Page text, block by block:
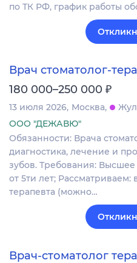
по ТК РФ, график работы
Врач стоматолог-
180 000–250 000 ₽
13 июля 2026 Москва
ООО "ДЕЖАВЮ"
Обязанности: Врача
диагностика, лечение и
зубов. Требования:
от 5ти лет; Рассматриваем:
терапевта (можно…
Врач-стоматолог